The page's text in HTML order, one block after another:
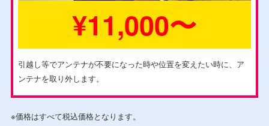
¥11,000〜
引越し等でアンテナが不要になった時や位置を変えたい時に、ア
ンテナを取り外します。
※価格はすべて税込価格となります。